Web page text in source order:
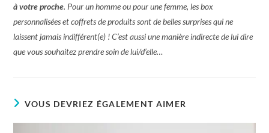
à votre proche. Pour un homme ou pour une femme, les box
personnalisées et coffrets de produits sont de belles surprises qui ne
laissent jamais indifférent(e) ! C’est aussi une manière indirecte de lui dire
que vous souhaitez prendre soin de lui/d’elle…
VOUS DEVRIEZ ÉGALEMENT AIMER